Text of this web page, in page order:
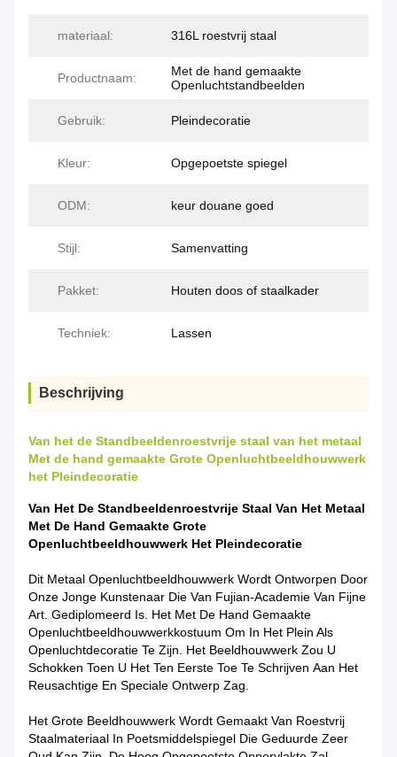
materiaal: 316L roestvrij staal
Productnaam:
Met de hand gemaakte
Openluchtstandbeelden
Gebruik: Pleindecoratie
Kleur: Opgepoetste spiegel
ODM: keur douane goed
Stijl: Samenvatting
Pakket: Houten doos of staalkader
Techniek: Lassen
Beschrijving
Van het de Standbeeldenroestvrije staal van het metaal
Met de hand gemaakte Grote Openluchtbeeldhouwwerk
het Pleindecoratie
Van Het De Standbeeldenroestvrije Staal Van Het Metaal
Met De Hand Gemaakte Grote
Openluchtbeeldhouwwerk Het Pleindecoratie
Dit Metaal Openluchtbeeldhouwwerk Wordt Ontworpen Door
Onze Jonge Kunstenaar Die Van Fujian-Academie Van Fijne
Art. Gediplomeerd Is. Het Met De Hand Gemaakte
Openluchtbeeldhouwwerkkostuum Om In Het Plein Als
Openluchtdecoratie Te Zijn. Het Beeldhouwwerk Zou U
Schokken Toen U Het Ten Eerste Toe Te Schrijven Aan Het
Reusachtige En Speciale Ontwerp Zag.
Het Grote Beeldhouwwerk Wordt Gemaakt Van Roestvrij
Staalmateriaal In Poetsmiddelspiegel Die Geduurde Zeer